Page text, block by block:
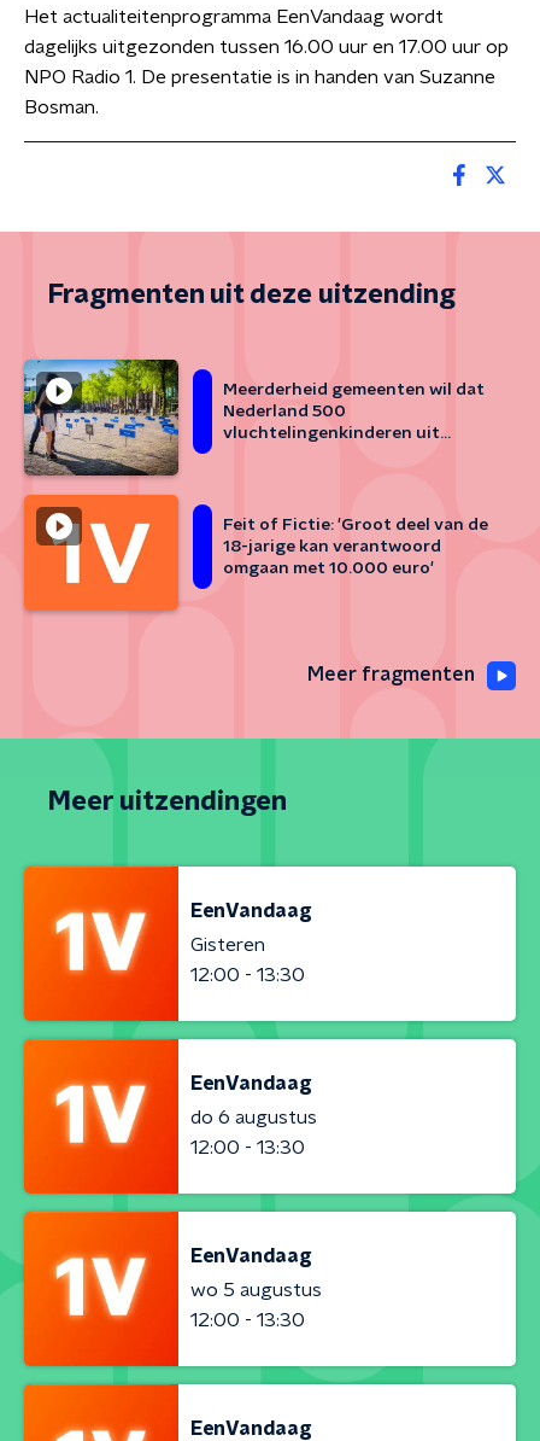
Het actualiteitenprogramma EenVandaag wordt
dagelijks uitgezonden tussen 16.00 uur en 17.00 uur op
NPO Radio 1. De presentatie is in handen van Suzanne
Bosman.
Fragmenten uit deze uitzending
Meerderheid gemeenten wil dat
Nederland 500
vluchtelingenkinderen uit
Feit of Fictie: 'Groot deel van de
18-jarige kan verantwoord
omgaan met 10.000 euro'
Meer fragmenten
Meer uitzendingen
EenVandaag
Gisteren
12:00 - 13:30
EenVandaag
do 6 augustus
12:00 - 13:30
EenVandaag
wo 5 augustus
12:00 - 13:30
EenVandaag